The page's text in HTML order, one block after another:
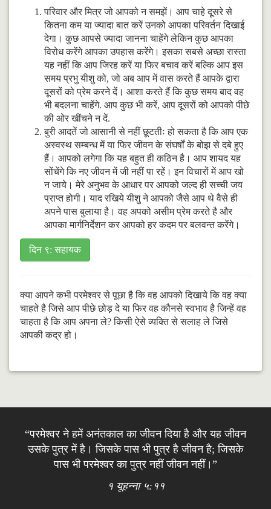
परिवार और मित्र जो आपको न समझें। आप चाहे दूसरे से
कितना कम या ज्यादा बात करें उनको आपका परिवर्तन दिखाई
देगा। कुछ आपसे ज्यादा जानना चाहेंगे लेकिन कुछ आपका
विरोध करेंगे आपका उपहास करेंगे। इसका सबसे अच्छा रास्ता
यह नहीं कि आप जिरह करें या फिर बचाव करें बल्कि आप इस
समय प्रभु यीशु को, जो अब आप में वास करते हैं आपके द्वारा
दूसरों को प्रेम करने दें। आशा करते हैं कि कुछ समय बाद वह
भी बदलना चाहेंगे. आप कुछ भी करें, आप दूसरों को आपको पीछे
की ओर खींचने न दें.
बुरी आदतें जो आसानी से नहीं छूटतीः हो सकता है कि आप एक
अस्वस्थ सम्बन्ध में या फिर जीवन के संघर्षों के बोझ से दबे हुए
हैं। आपको लगेगा कि यह बहुत ही कठिन है। आप शायद यह
सोंचेंगे कि नए जीवन में जी नहीं पा रहें। इन विचारों में आप खो
न जाये। मेरे अनुभव के आधार पर आपको जल्द ही सच्ची जय
प्राप्त होगी। याद रखिये यीशु ने आपको जैसे आप थे वैसे ही
अपने पास बुलाया है। वह अपको असीम प्रेम करते है और
आपका मार्गनिर्देशन कर आपको हर कदम पर बलवन्त करेंगे।
दिन ९: सहायक
क्या आपने कभी परमेश्वर से पूछा है कि वह आपको दिखाये कि वह क्या
चाहते है जिसे आप पीछे छोड़ दे या फिर वह कौनसे स्वभाव है जिन्हें वह
चाहता है कि आप अपना ले? किसी ऐसे व्यक्ति से सलाह ले जिसे
आपकी कद्र हो।
“परमेश्वर ने हमें अनंतकाल का जीवन दिया है और यह जीवन
उसके पुत्र में है। जिसके पास भी पुत्र है जीवन है; जिसके
पास भी परमेश्वर का पुत्र नहीं जीवन नहीं।”
१ यूहन्ना ५:११